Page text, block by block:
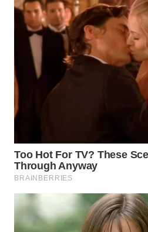
Wahana
WAHANA
WAHANA
ADVOKAT
INFRASTRUKTUR